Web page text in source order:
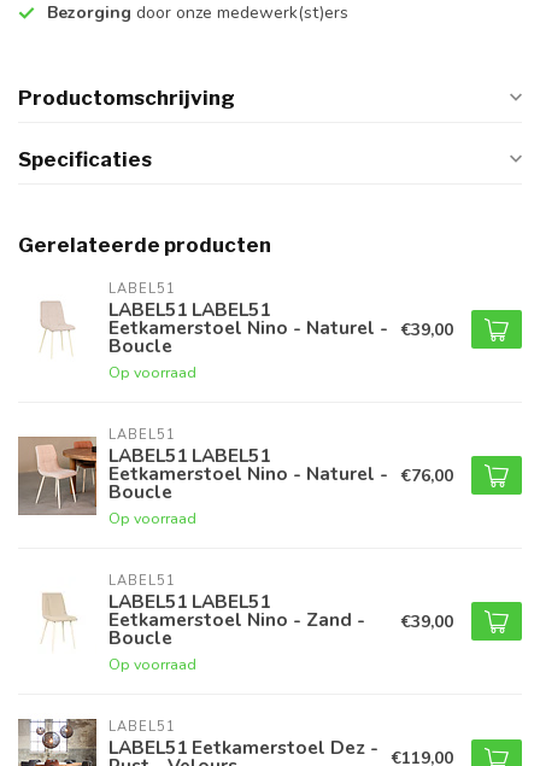
Bezorging door onze medewerk(st)ers
Productomschrijving
Specificaties
Gerelateerde producten
LABEL51
LABEL51 LABEL51
Eetkamerstoel Nino - Naturel -
Boucle
Op voorraad
€39,00
LABEL51
LABEL51 LABEL51
Eetkamerstoel Nino - Naturel -
Boucle
Op voorraad
€76,00
LABEL51
LABEL51 LABEL51
Eetkamerstoel Nino - Zand -
Boucle
Op voorraad
€39,00
LABEL51
LABEL51 Eetkamerstoel Dez - €119,00